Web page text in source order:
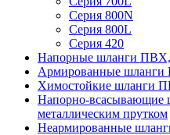
Серия 800N
Серия 800L
Серия 420
Напорные шланги
Армированные
Химостойкие шланги
Напорно-
металлическим прутком
Неармированные